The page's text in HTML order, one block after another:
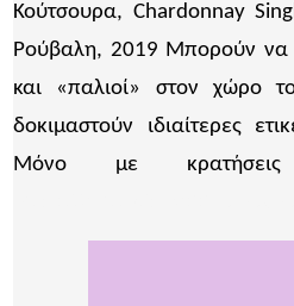
Κούτσουρα, Chardonnay
Ρούβαλη, 2019 Μπορούν να
και «παλιοί» στον χώρο
δοκιµαστούν ιδιαίτερες
Μόνο µε